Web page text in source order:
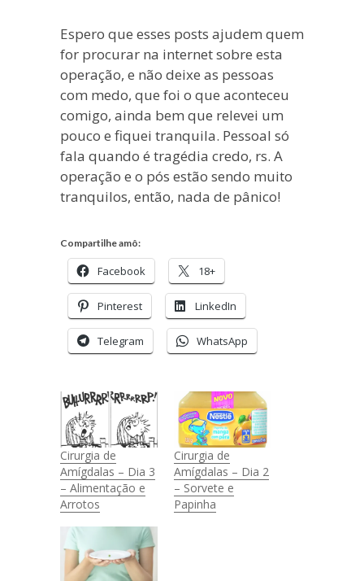
Espero que esses posts ajudem quem
for procurar na internet sobre esta
operação, e não deixe as pessoas
com medo, que foi o que aconteceu
comigo, ainda bem que relevei um
pouco e fiquei tranquila. Pessoal só
fala quando é tragédia credo, rs. A
operação e o pós estão sendo muito
tranquilos, então, nada de pânico!
Compartilhe amô:
Facebook 18+
Pinterest LinkedIn
Telegram WhatsApp
Cirurgia de
Amígdalas – Dia 3
– Alimentação e
Arrotos
Cirurgia de
Amígdalas – Dia 2
– Sorvete e
Papinha